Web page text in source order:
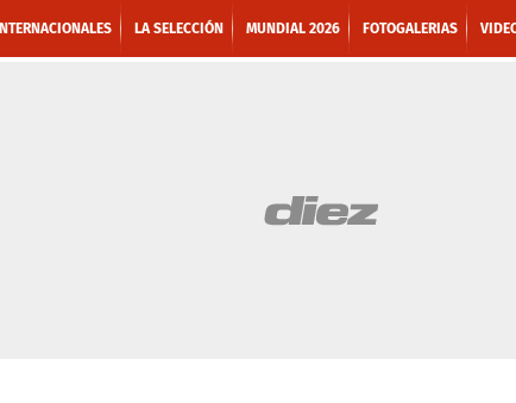
INTERNACIONALES LA SELECCIÓN MUNDIAL 2026 FOTOGALERIAS